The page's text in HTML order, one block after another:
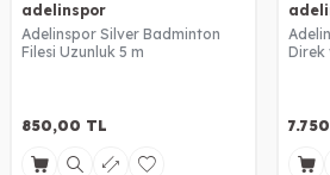
adelinspor
Adelinspor Silver Badminton
Filesi Uzunluk 5 m
850,00 TL
Direk